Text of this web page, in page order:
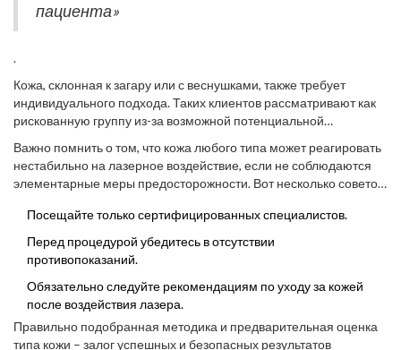
пациента»
.
Кожа, склонная к загару или с веснушками, также требует
индивидуального подхода. Таких клиентов рассматривают как
рискованную группу из-за возможной потенциальной
процессу с разумной осторожностью и выбрать подходящий
тип лазера, можно избежать проблем и добиться улучшения
состояния кожи. Специалисты часто рекомендуют использовать
неодимовые лазеры для темной кожи, так как они проникают
снижает вероятность побочных эффектов.
Важно помнить о том, что кожа любого типа может реагировать
нестабильно на лазерное воздействие, если не соблюдаются
элементарные меры предосторожности. Вот несколько советов,
Посещайте только сертифицированных специалистов.
Перед процедурой убедитесь в отсутствии
противопоказаний.
Обязательно следуйте рекомендациям по уходу за кожей
после воздействия лазера.
Правильно подобранная методика и предварительная оценка
типа кожи – залог успешных и безопасных результатов